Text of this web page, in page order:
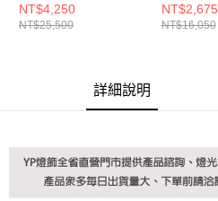
NT$4,250
NT$25,500
NT$2,675
NT$16,050
詳細說明